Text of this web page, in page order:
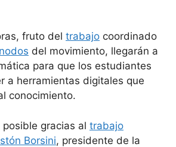
fruto del trabajo coordinado
nodos del movimiento, llegarán a
para que los estudiantes
a herramientas digitales que
conocimiento.
gracias al trabajo
Borsini, presidente de la